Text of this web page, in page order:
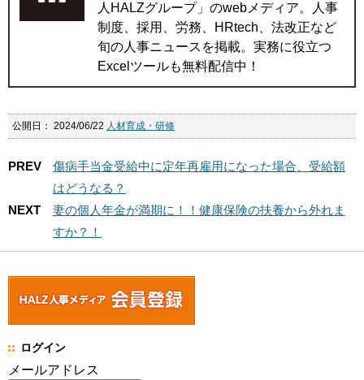
人HALZグループ」のwebメディア。人事
制度、採用、労務、HRtech、法改正など
旬の人事ニュースを掲載。実務に役立つ
Excelツールも無料配信中！
公開日： 2024/06/22 人材育成・研修
PREV
傷病手当金受給中に定年再雇用になった場合、受給額
はどうなる？
NEXT
妻の個人年金が満期に！！健康保険の扶養から外れま
すか？！
ログイン
メールアドレス